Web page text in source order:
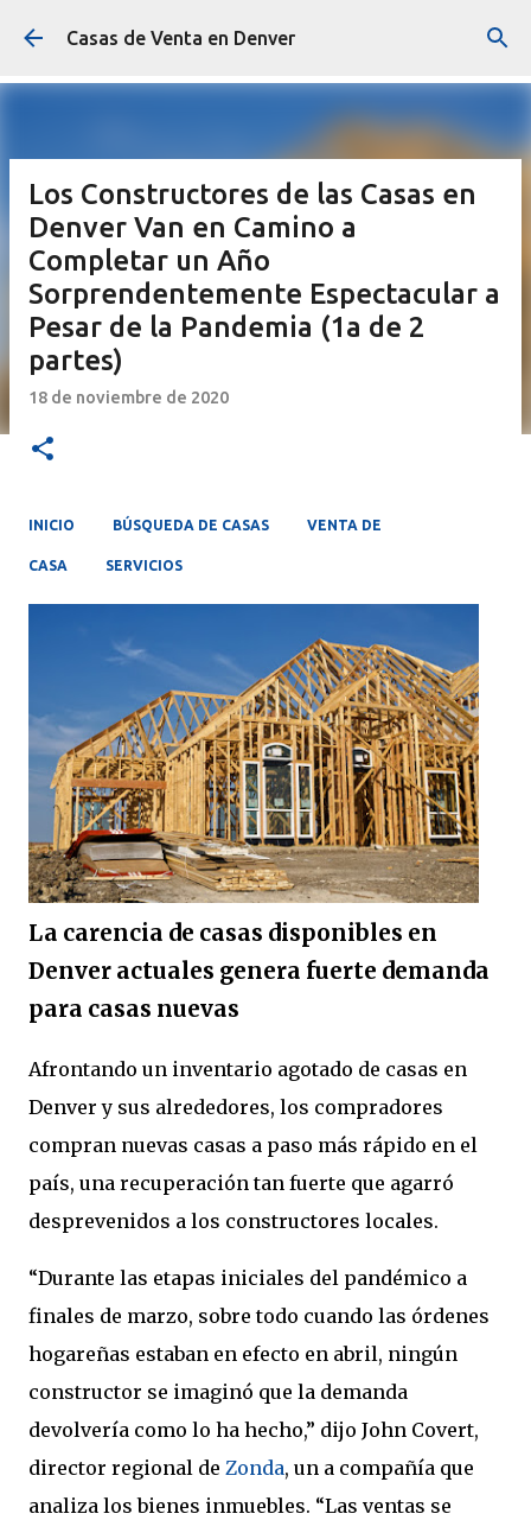
Ir al contenido principal
Casas de Venta en Denver
Los Constructores de las Casas en
Denver Van en Camino a
Completar un Año
Sorprendentemente Espectacular a
Pesar de la Pandemia (1a de 2
partes)
18 de noviembre de 2020
INICIO BÚSQUEDA DE CASAS VENTA DE
CASA SERVICIOS
La carencia de casas disponibles en
Denver actuales genera fuerte demanda
para casas nuevas
Afrontando un inventario agotado de casas en
Denver y sus alrededores, los compradores
compran nuevas casas a paso más rápido en el
país, una recuperación tan fuerte que agarró
desprevenidos a los constructores locales.
“Durante las etapas iniciales del pandémico a
finales de marzo, sobre todo cuando las órdenes
hogareñas estaban en efecto en abril, ningún
constructor se imaginó que la demanda
devolvería como lo ha hecho,” dijo John Covert,
director regional de Zonda, un a compañía que
analiza los bienes inmuebles. “Las ventas se